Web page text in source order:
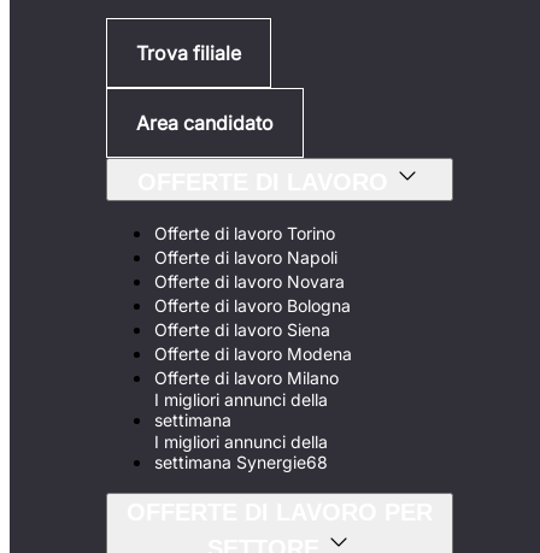
Trova filiale
Area candidato
Offerte di lavoro Torino
Offerte di lavoro Napoli
Offerte di lavoro Novara
Offerte di lavoro Bologna
Offerte di lavoro Siena
Offerte di lavoro Modena
Offerte di lavoro Milano
I migliori annunci della
settimana
I migliori annunci della
settimana Synergie68